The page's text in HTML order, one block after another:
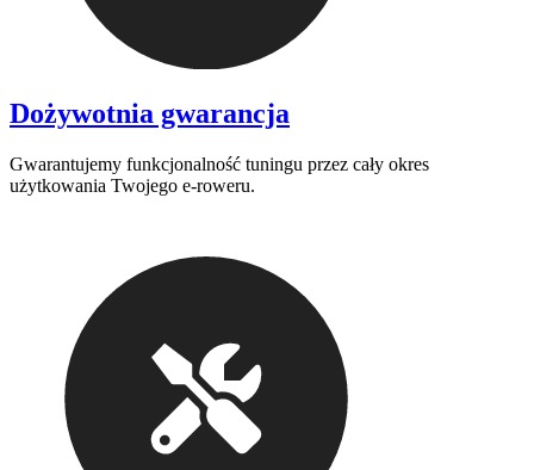
Dożywotnia gwarancja
Gwarantujemy funkcjonalność tuningu przez cały okres
użytkowania Twojego e-roweru.